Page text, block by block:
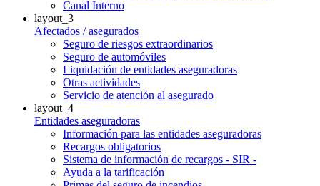
Canal Interno
layout_3
Afectados / asegurados
Seguro de riesgos extraordinarios
Seguro de automóviles
Liquidación de entidades aseguradoras
Otras actividades
Servicio de atención al asegurado
layout_4
Entidades aseguradoras
Información para las entidades aseguradoras
Recargos obligatorios
Sistema de información de recargos - SIR -
Ayuda a la tarificación